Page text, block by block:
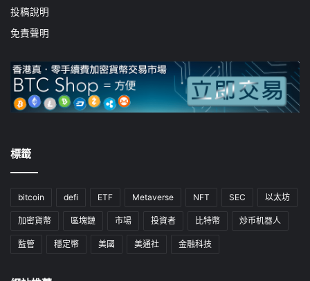
投稿說明
免責聲明
標籤
bitcoin defi ETF Metaverse NFT SEC 以太坊
加密貨幣 區塊鏈 市場 投資者 比特幣 炒币机器人
監管 穩定幣 美國 美通社 金融科技